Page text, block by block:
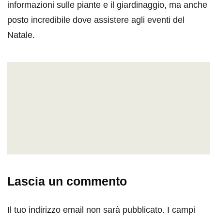
informazioni sulle piante e il giardinaggio, ma anche
posto incredibile dove assistere agli eventi del
Natale.
Lascia un commento
Il tuo indirizzo email non sarà pubblicato. I campi